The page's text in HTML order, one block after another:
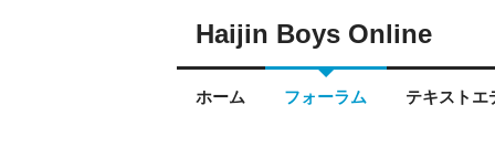
Haijin Boys Online
ホーム フォーラム テキストエ